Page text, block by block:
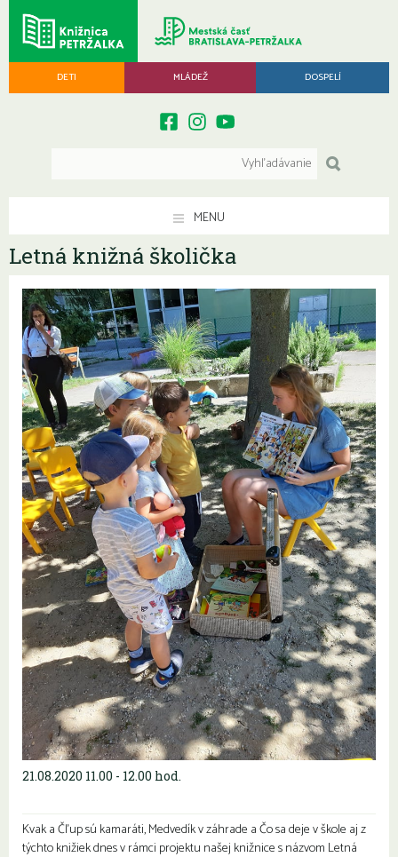
DETI MLÁDEŽ DOSPELÍ
MENU
Letná knižná školička
21.08.2020 11.00 - 12.00 hod.
Kvak a Čľup sú kamaráti, Medvedík v záhrade a Čo sa deje v škole aj z
týchto knižiek dnes v rámci projektu našej knižnice s názvom Letná